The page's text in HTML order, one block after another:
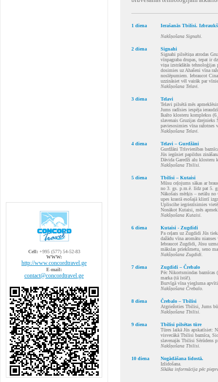
Cell:+995 (577) 54-52-83
WWW:
http://www.concordtravel.ge
E-mail:
contact@concordtravel.ge
1 diena
Ierašanās Tbilisi.
Nakšņošana Signahi.
2 diena
Signahi
Signahi pilsētiņa atrodas
vīnpagraba drupas, tepat ir
viņa izstrādātās
dosimies uz Ahašeni vīna
noslēpumiem. Iebraucot
uzzināsiet vēl vairāk par
Nakšņošana Telavi.
3 diena
Telavi
Telavi pilsētā mēs
Jums radīsies iespēja
Ikalto klosteru komplekss
slavenais Gruzijas dzejnieks
paviesosimies vīna ražotnes
Nakšņošana Telavi.
4 diena
Telavi – Gurdžāni
Gurdžāni Trīsvienības
Jūs iegūsiet papildus
Dāvida Garedži alu klosteru
Nakšņošana Tbilisi.
5 diena
Tbilisi – Kutaisi
Mūsu ceļojums sākas ar
no 3. gs. p.m.ē. līdz pat 5.
Nākošais mērķis – netālu no
upes krastā esošajā klintī
Upliscihe iegriezīsimies
Nonākot Kutaisi, mēs
Nakšņošana Kutaisi.
6 diena
Kutaisi - Zugdidi
Pa ceļam uz Zugdidi Jūs
dažādu vīna aromātu
Iebraucot Zugdidi, Jūsu
mākslas priekšmetu, seno
Nakšņošana Zugdidi.
7 diena
Zugdidi – Črebalo
Pēc Nikortsmindas baznīcas
marka (tā īstā!).
Burvīgā vīna viegluma
Nakšņošana Črebalo.
8 diena
Črebalo – Tbilisi
Atgriežoties Tbilisi, Jums
Nakšņošana Tbilisi.
9 diena
Tbilisi pilsētas tūre
Tūres laikā Jūs apskatīsiet:
visvecākā Tbilisi baznīca,
slavenajās Tbilisi Sērūdens
Nakšņošana Tbilisi.
10 diena
Nogādāšana lidostā.
Izlidošana.
Sīkāka informācija pēc